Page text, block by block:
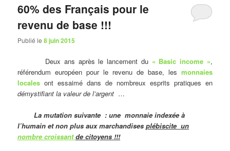
60% des Français pour le
revenu de base !!!
Publié le8 juin 2015
Deux ans après le lancement du « Basic income »,
référendum européen pour le revenu de base, les monnaies
localesont essaimé dans de nombreux esprits pratiques en
démystifiant la valeur de l’argent …
La mutation suivante : une monnaie indexée à
l’humain et non plus aux marchandisesplébiscite un
nombre croissantde citoyens !!!